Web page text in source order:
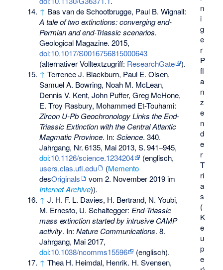
n
i
g
e
r
P
fl
a
n
z
e
n
d
e
r
T
ri
a
s
(
K
e
u
p
e
↑ Bas van de Schootbrugge, Paul B. Wignall:
A tale of two extinctions: converging end-
Permian and end-Triassic scenarios.
Geological Magazine. 2015,
doi:10.1017/S0016756815000643
(alternativer Volltextzugriff: ResearchGate
).
↑ Terrence J. Blackburn, Paul E. Olsen,
Samuel A. Bowring, Noah M. McLean,
Dennis V. Kent, John Puffer, Greg McHone,
E. Troy Rasbury, Mohammed Et-Touhami:
Zircon U-Pb Geochronology Links the End-
Triassic Extinction with the Central Atlantic
Magmatic Province. In:Science. 340.
Jahrgang, Nr.6135, Mai 2013,S.941–945,
doi:10.1126/science.1234204
(englisch,
users.clas.ufl.edu
(Memento
desOriginals
vom 2. November 2019 im
Internet Archive)).
↑ J. H. F. L. Davies, H. Bertrand, N. Youbi,
M. Ernesto, U. Schaltegger: End-Triassic
mass extinction started by intrusive CAMP
activity. In:Nature Communications. 8.
Jahrgang, Mai 2017,
doi:10.1038/ncomms15596
(englisch).
↑ Thea H. Heimdal, Henrik. H. Svensen,